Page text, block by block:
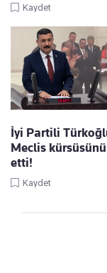
Kaydet
İyi Partili
Meclis
etti!
Kaydet